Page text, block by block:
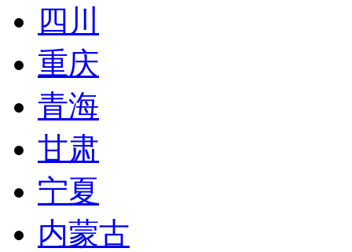
四川
重庆
青海
甘肃
宁夏
内蒙古